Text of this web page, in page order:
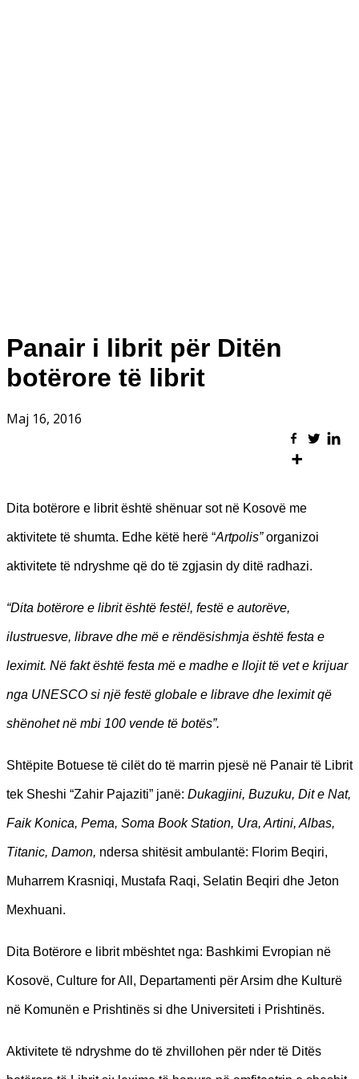
Panair i librit për Ditën
botërore të librit
Maj 16, 2016
Dita botërore e librit është shënuar sot në Kosovë me
aktivitete të shumta. Edhe këtë herë “Artpolis”organizoi
aktivitete të ndryshme që do të zgjasin dy ditë radhazi.
“Dita botërore e librit është festë!, festë e autorëve,
ilustruesve, librave dhe më e rëndësishmja është festa e
leximit. Në fakt është festa më e madhe e llojit të vet e krijuar
nga UNESCO si një festë globale e librave dhe leximit që
shënohet në mbi 100 vende të botës”.
Shtëpite Botuese të cilët do të marrin pjesë në Panair të Librit
tek Sheshi “Zahir Pajaziti” janë: Dukagjini, Buzuku, Dit e Nat,
Faik Konica, Pema, Soma Book Station, Ura, Artini, Albas,
Titanic, Damon, ndersa shitësit ambulantë: Florim Beqiri,
Muharrem Krasniqi, Mustafa Raqi, Selatin Beqiri dhe Jeton
Mexhuani.
Dita Botërore e librit mbështet nga: Bashkimi Evropian në
Kosovë, Culture for All, Departamenti për Arsim dhe Kulturë
në Komunën e Prishtinës si dhe Universiteti i Prishtinës.
Aktivitete të ndryshme do të zhvillohen për nder të Ditës